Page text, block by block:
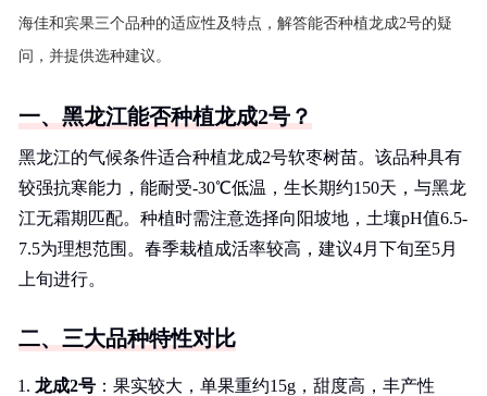
海佳和宾果三个品种的适应性及特点，解答能否种植龙成2号的疑
问，并提供选种建议。
一、黑龙江能否种植龙成2号？
黑龙江的气候条件适合种植龙成2号软枣树苗。该品种具有
较强抗寒能力，能耐受-30℃低温，生长期约150天，与黑龙
江无霜期匹配。种植时需注意选择向阳坡地，土壤pH值6.5-
7.5为理想范围。春季栽植成活率较高，建议4月下旬至5月
上旬进行。
二、三大品种特性对比
龙成2号 ：果实较大，单果重约15g，甜度高，丰产性